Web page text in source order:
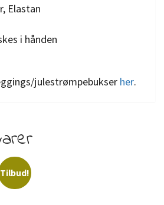
Elastan
i hånden
julestrømpebukser her.
Tilbud!